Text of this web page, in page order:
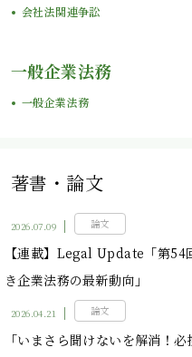
会社法関連争訟
一般企業法務
一般企業法務
著書・論文
2026.07.09
【連載】Legal Update「第54
き企業法務の最新動向」
論文
2026.04.21
「いまさら聞けないを解消！
論文